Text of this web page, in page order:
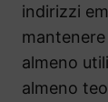
indirizzi
almeno
almeno